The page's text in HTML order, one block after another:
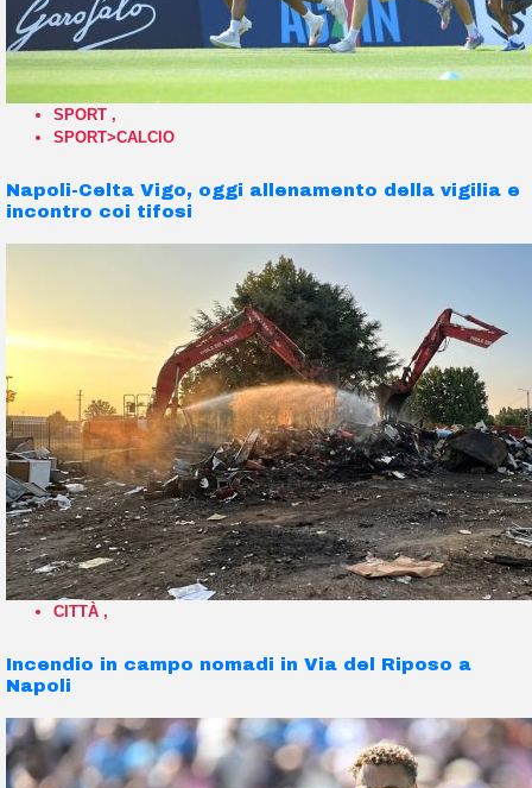
SPORT ,
SPORT>CALCIO
Napoli-Celta Vigo, oggi allenamento della vigilia e
incontro coi tifosi
CITTÀ ,
Incendio in campo nomadi in Via del Riposo a
Napoli